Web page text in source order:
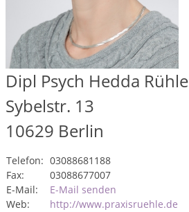
Dipl Psych Hedda Rühle
Sybelstr. 13
10629 Berlin
Telefon: 03088681188
Fax:
03088677007
E-Mail:
E-Mail senden
Web:
http://www.praxisruehle.de